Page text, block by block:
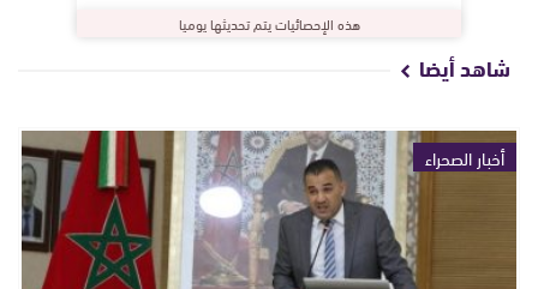
هذه الإحصائيات يتم تحديثها يوميا
شاهد أيضا
أخبار الصحراء